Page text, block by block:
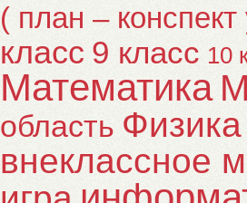
( план – конспект
класс 9 класс 10
Математика
область Физика
внеклассное